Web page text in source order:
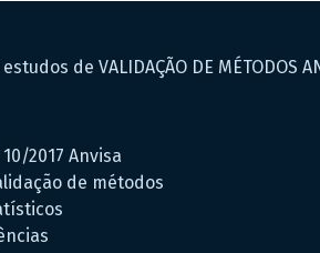
de VALIDAÇÃO DE MÉTODOS
2017 Anvisa
de métodos